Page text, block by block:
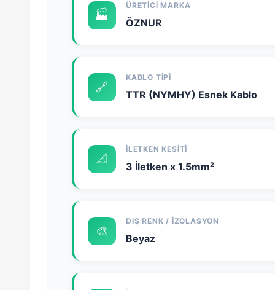
🏭
ÜRETICI MARKA
ÖZNUR
🔗
KABLO TIPI
TTR (NYMHY) Esnek Kablo
📐
İLETKEN KESITI
3 İletken x 1.5mm²
🎨
DIŞ RENK / İZOLASYON
Beyaz